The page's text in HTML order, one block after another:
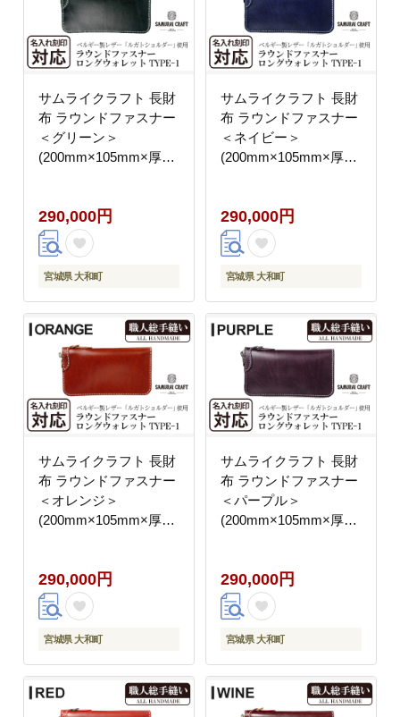
サムライクラフト 長財
布 ラウンドファスナー
＜グリーン＞
(200mm×105mm×厚み
サイフ 名入れ ギフト
ルガトショルダー 本格
シンプル ファッション
日本製 手縫い ハンドメ
式会社Stand Field】
ta273-green
290,000円
宮城県 大和町
サムライクラフト 長財
布 ラウンドファスナー
＜ネイビー＞
(200mm×105mm×厚み
サイフ 名入れ ギフト
ルガトショルダー 本格
シンプル ファッション
日本製 手縫い ハンドメ
式会社Stand Field】
ta273-navy
290,000円
宮城県 大和町
サムライクラフト 長財
布 ラウンドファスナー
＜オレンジ＞
(200mm×105mm×厚み
サイフ 名入れ ギフト
ルガトショルダー 本格
シンプル ファッション
日本製 手縫い ハンドメ
式会社Stand Field】
ta273-orange
290,000円
宮城県 大和町
サムライクラフト 長財
布 ラウンドファスナー
＜パープル＞
(200mm×105mm×厚み
サイフ 名入れ ギフト
ルガトショルダー 本格
シンプル ファッション
日本製 手縫い ハンドメ
式会社Stand Field】
ta273-purple
290,000円
宮城県 大和町